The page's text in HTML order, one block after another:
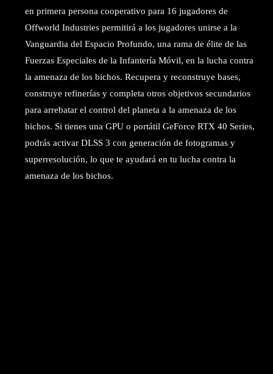
en primera persona cooperativo para 16 jugadores de
Offworld Industries permitirá a los jugadores unirse a la
Vanguardia del Espacio Profundo, una rama de élite de las
Fuerzas Especiales de la Infantería Móvil, en la lucha contra
la amenaza de los bichos. Recupera y reconstruye bases,
construye refinerías y completa otros objetivos secundarios
para arrebatar el control del planeta a la amenaza de los
bichos. Si tienes una GPU o portátil GeForce RTX 40 Series,
podrás activar DLSS 3 con generación de fotogramas y
superresolución, lo que te ayudará en tu lucha contra la
amenaza de los bichos.